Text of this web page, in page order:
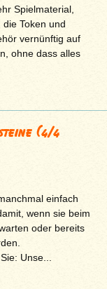
Spielmaterial,
Token und
vernünftig auf
ohne dass alles
(4/4
einfach
wenn sie beim
oder bereits
Unse...